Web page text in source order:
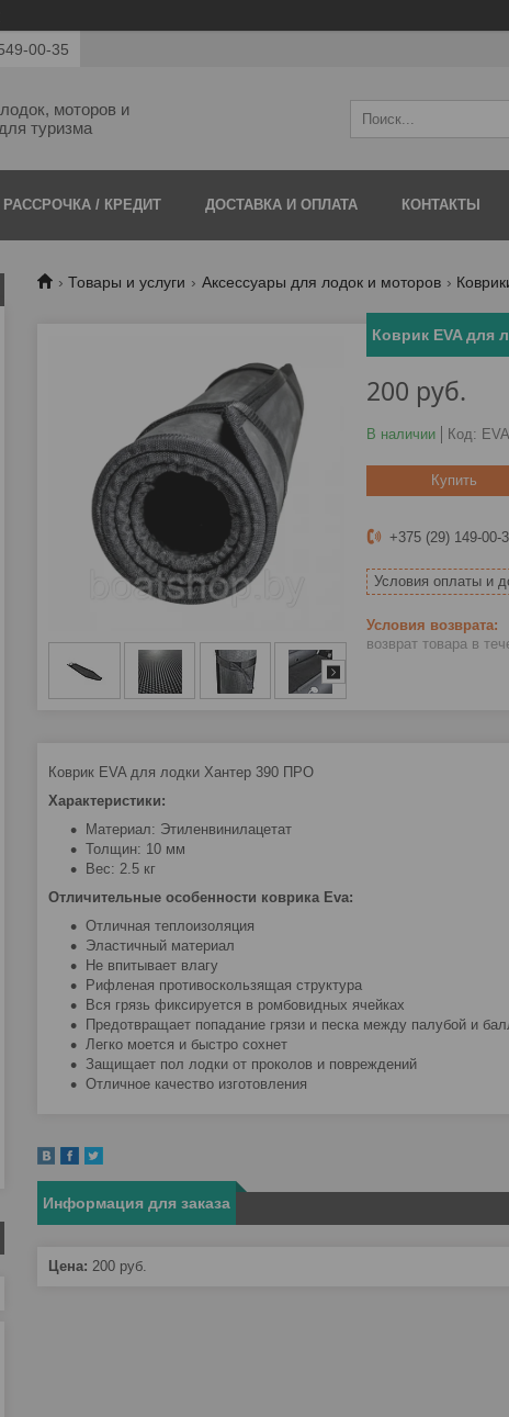
00-35
моторов и
туризма
РАССРОЧКА / КРЕДИТ ДОСТАВКА И ОПЛАТА КОНТАКТЫ
Товары и услуги Аксессуары для лодок и моторов
Коврик EVA для
200 руб.
В наличии Код:
Купить
+375 (29) 149-00-
Условия оплаты и
возврат товара в
Коврик EVA для лодки Хантер 390 ПРО
Характеристики:
Материал: Этиленвинилацетат
Толщин: 10 мм
Вес: 2.5 кг
Отличительные особенности коврика Eva:
Отличная теплоизоляция
Эластичный материал
Не впитывает влагу
Рифленая противоскользящая структура
Вся грязь фиксируется в ромбовидных ячейках
Предотвращает попадание грязи и песка между палубой и
Легко моется и быстро сохнет
Защищает пол лодки от проколов и повреждений
Отличное качество изготовления
Информация для заказа
Цена: 200 руб.